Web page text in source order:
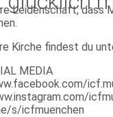
Leidenschaft, dass
Kirche findest du
MEDIA
s/icfmuenchen